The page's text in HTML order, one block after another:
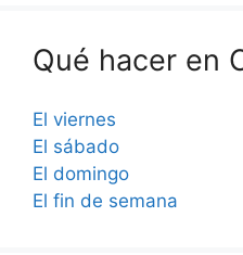
Qué hacer en
El viernes
El sábado
El domingo
El fin de semana